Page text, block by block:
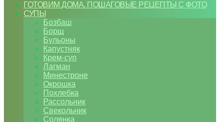
ГОТОВИМ ДОМА. ПОШАГОВЫЕ РЕЦЕПТЫ С ФОТО
СУПЫ
Бозбаш
Борщ
Бульоны
Капустняк
Крем-суп
Лагман
Минестроне
Окрошка
Похлебка
Рассольник
Свекольник
Солянка